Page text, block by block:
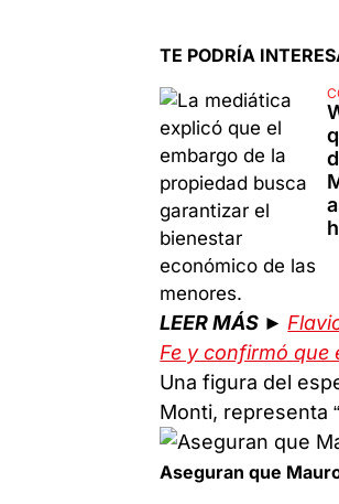
TE PODRÍA
LEER MÁS ►
Fe y confirmó que
Una figura del
Monti, representa
Aseguran que